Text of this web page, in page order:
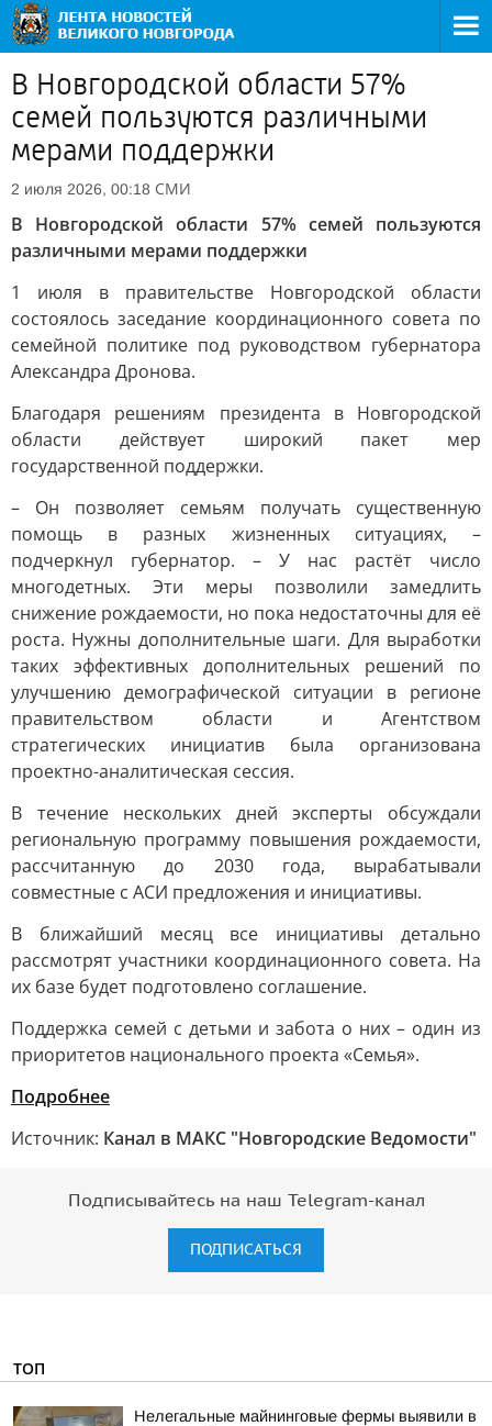
В Новгородской области 57%
семей пользуются различными
мерами поддержки
2 июля 2026, 00:18 СМИ
В Новгородской области 57% семей пользуются
различными мерами поддержки
1 июля в правительстве Новгородской области
состоялось заседание координационного совета по
семейной политике под руководством губернатора
Александра Дронова.
Благодаря решениям президента в Новгородской
области действует широкий пакет мер
государственной поддержки.
– Он позволяет семьям получать существенную
помощь в разных жизненных ситуациях, –
подчеркнул губернатор. – У нас растёт число
многодетных. Эти меры позволили замедлить
снижение рождаемости, но пока недостаточны для её
роста. Нужны дополнительные шаги. Для выработки
таких эффективных дополнительных решений по
улучшению демографической ситуации в регионе
правительством области и Агентством
стратегических инициатив была организована
проектно-аналитическая сессия.
В течение нескольких дней эксперты обсуждали
региональную программу повышения рождаемости,
рассчитанную до 2030 года, вырабатывали
совместные с АСИ предложения и инициативы.
В ближайший месяц все инициативы детально
рассмотрят участники координационного совета. На
их базе будет подготовлено соглашение.
Поддержка семей с детьми и забота о них – один из
приоритетов национального проекта «Семья».
Подробнее
Источник: Канал в МАКС "Новгородские Ведомости"
Подписывайтесь на наш Telegram-канал
ПОДПИСАТЬСЯ
ТОП
Нелегальные майнинговые фермы выявили в